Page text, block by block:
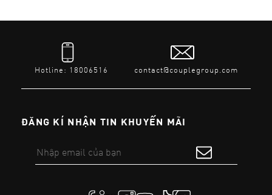
Hotline: 18006516 contact@couplegroup.com
ĐĂNG KÍ NHẬN TIN KHUYẾN MÃI